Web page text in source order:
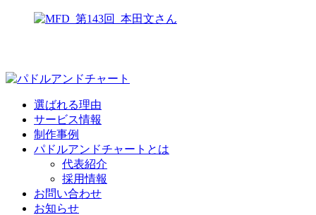
選ばれる理由
サービス情報
制作事例
パドルアンドチャートとは
代表紹介
採用情報
お問い合わせ
お知らせ